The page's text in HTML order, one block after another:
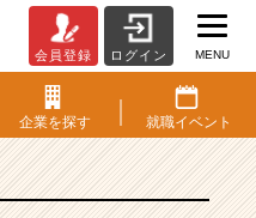
会員登録 ログイン MENU
企業を探す 就職イベント